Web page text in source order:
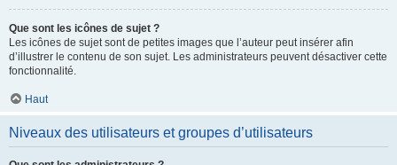
Que sont les icônes de sujet ?
Les icônes de sujet sont de petites images que l’auteur peut insérer afin
d’illustrer le contenu de son sujet. Les administrateurs peuvent désactiver cette
fonctionnalité.
Haut
Niveaux des utilisateurs et groupes d’utilisateurs